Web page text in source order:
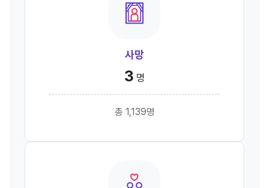
사망
3 명
총 1,139명